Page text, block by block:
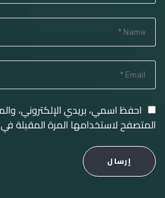
احفظ اسمي، بريدي الإلكتروني،
المتصفح لاستخدامها المرة المقبلة
إرسال